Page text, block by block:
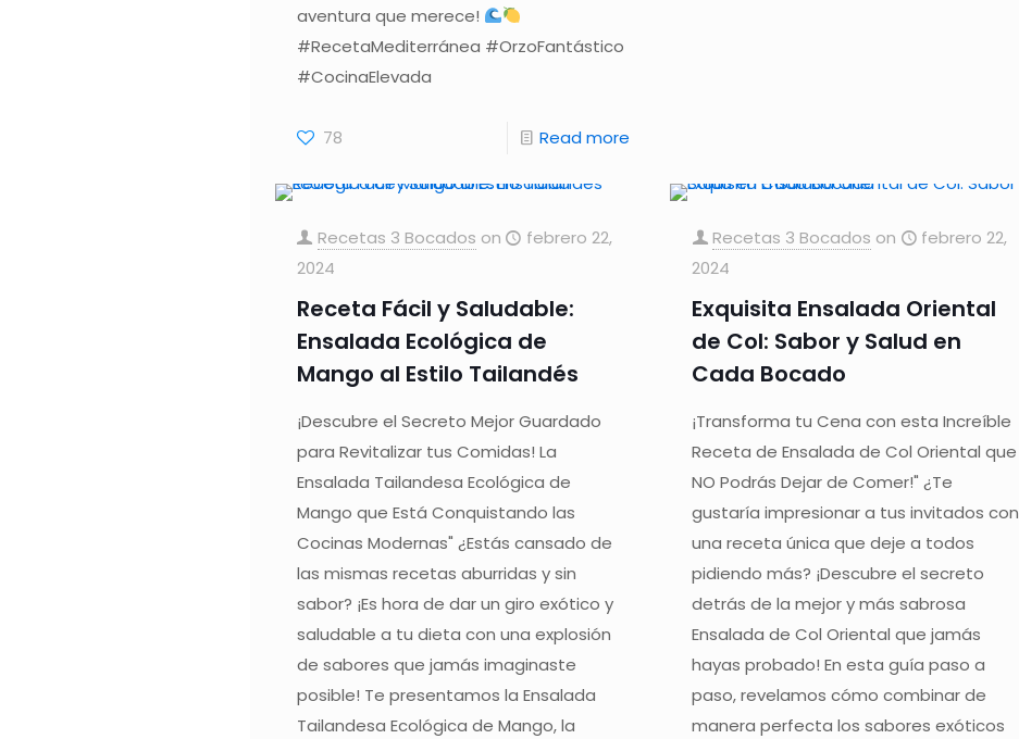
aventura que merece!
#RecetaMediterránea #OrzoFantástico
#CocinaElevada
78 Read more
Recetas 3 Bocados on
febrero 22,
2024
Receta Fácil y Saludable:
Ensalada Ecológica de
Mango al Estilo Tailandés
¡Descubre el Secreto Mejor Guardado
para Revitalizar tus Comidas! La
Ensalada Tailandesa Ecológica de
Mango que Está Conquistando las
Cocinas Modernas" ¿Estás cansado de
las mismas recetas aburridas y sin
sabor? ¡Es hora de dar un giro exótico y
saludable a tu dieta con una explosión
de sabores que jamás imaginaste
posible! Te presentamos la Ensalada
Tailandesa Ecológica de Mango, la
Recetas 3 Bocados on
febrero 22,
2024
Exquisita Ensalada Oriental
de Col: Sabor y Salud en
Cada Bocado
¡Transforma tu Cena con esta Increíble
Receta de Ensalada de Col Oriental que
NO Podrás Dejar de Comer!" ¿Te
gustaría impresionar a tus invitados con
una receta única que deje a todos
pidiendo más? ¡Descubre el secreto
detrás de la mejor y más sabrosa
Ensalada de Col Oriental que jamás
hayas probado! En esta guía paso a
paso, revelamos cómo combinar de
manera perfecta los sabores exóticos